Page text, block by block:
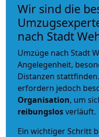
Wir sind die
nach Stadt
Umzüge nach Stadt
Angelegenheit,
Distanzen
erfordern jedoch
Organisation, um
reibungslosverläuft.
Ein wichtiger Schritt